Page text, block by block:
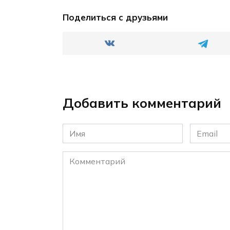
Поделиться с друзьями
Добавить комментарий
Имя
*
Email
*
Комментарий